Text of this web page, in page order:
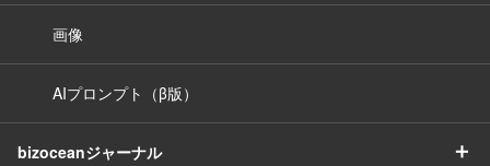
画像
AIプロンプト（β版）
bizoceanジャーナル
＋